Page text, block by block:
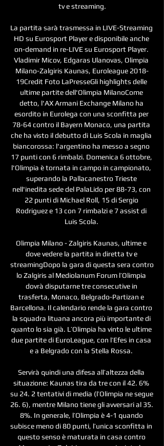
tv e streaming.
La partita sarà trasmessa in LIVE-Streaming
HD su Eurosport Player e disponibile anche
on-demand in re-LIVE su Eurosport Player.
Vladimir Micov, Edgaras Ulanovas, Olimpia
Milano-Zalgiris Kaunas, Euroleague 2018-
19Credit Foto LaPresseGli highlights delle
ultime partite dell'Olimpia MilanoCome
detto, l'AX Armani Exchange Milano ha
esordito in Eurolega con una sconfitta per
78-64 contro il Bayern Monaco, una partita
che ha visto il debutto di Luis Scola in maglia
biancorossa: l'argentino ha messo a segno
17 punti con 6 rimbalzi. Domenica 6 ottobre,
l'Olimpia è tornata in campo in campionato,
superando la Pallacanestro Trieste
nell'inedita sede del PalaLido per 88-73, con
22 punti di Michael Roll, 15 di Sergio
Rodriguez e 13 con 7 rimbalzi e 7 assist di
Luis Scola.
Olimpia Milano - Zalgiris Kaunas, ultime e
dove vedere la partita in diretta tv e
streamingDopo la gara di questa sera contro
lo Zalgiris al Mediolanum Forum l’Olimpia
dovrà disputarne tre consecutive in
trasferta, Monaco, Belgrado-Partizan e
Barcellona. Il calendario rende la gara contro
la squadra lituana ancora più importante di
quanto lo sia già. L’Olimpia ha vinto le ultime
due partite di EuroLeague, con l’Efes in casa
e a Belgrado con la Stella Rossa.
Servirà quindi una difesa all’altezza della
situazione: Kaunas tira da tre con il 42. 6%
su 24. 2 tentativi di media (l’Olimpia ne segue
26. 6), mentre Milano tiene gli avversari al 35.
8%. In generale, l’Olimpia è 4-1 quando
subisce meno di 80 punti, l’unica sconfitta in
questo senso è maturata in casa contro